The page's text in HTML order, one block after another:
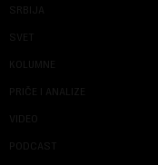
SRBIJA
SVET
KOLUMNE
PRIČE I ANALIZE
VIDEO
PODCAST